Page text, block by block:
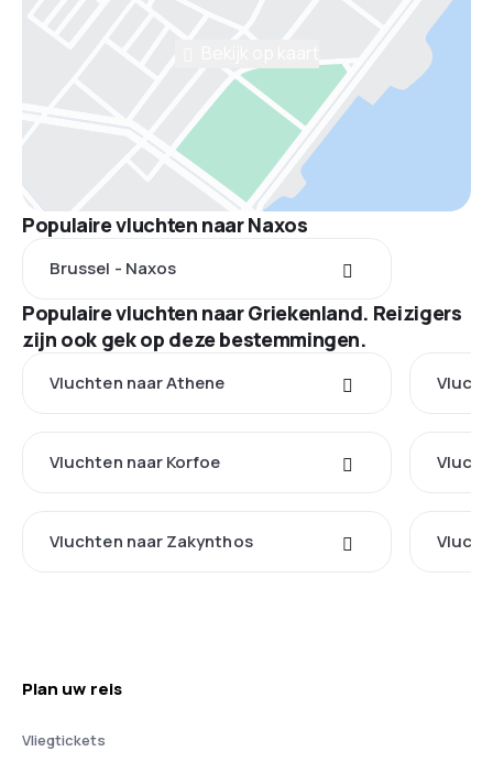
Populaire vluchten naar Naxos
Brussel - Naxos
Populaire vluchten naar Griekenland. Reizigers
zijn ook gek op deze bestemmingen.
Vluchten naar Athene
Vluchten naar Korfoe
Vluchten naar Zakynthos
Plan uw reis
Vliegtickets